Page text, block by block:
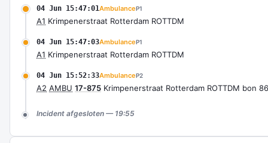
04 Jun 15:47:01AmbulanceP1
A1 Krimpenerstraat Rotterdam ROTTDM
04 Jun 15:47:03AmbulanceP1
A1 Krimpenerstraat Rotterdam ROTTDM
04 Jun 15:52:33AmbulanceP2
A2 AMBU 17-875 Krimpenerstraat Rotterdam ROTTDM bon
Incident afgesloten — 19:55